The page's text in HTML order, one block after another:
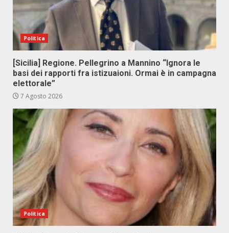
Politica
[Sicilia] Regione. Pellegrino a Mannino “Ignora le
basi dei rapporti fra istizuaioni. Ormai è in campagna
elettorale”
7 Agosto 2026
Politica